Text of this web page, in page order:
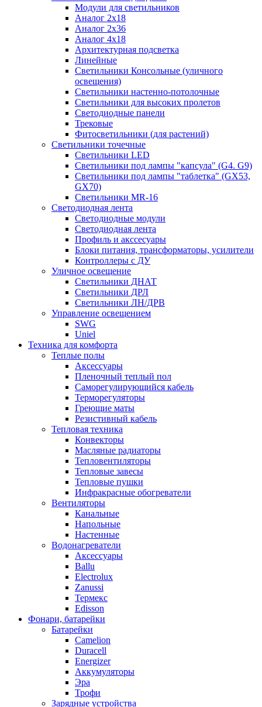
Модули для светильников
Аналог 2х18
Аналог 2х36
Аналог 4х18
Архитектурная подсветка
Линейные
Светильники Консольные (уличного
освещения)
Светильники настенно-потолочные
Светильники для высоких пролетов
Светодиодные панели
Трековые
Фитосветильники (для растений)
Светильники точечные
Светильники LED
Светильники под лампы "капсула" (G4. G9)
Светильники под лампы "таблетка" (GX53,
GX70)
Светильники MR-16
Светодиодная лента
Светодиодные модули
Светодиодная лента
Профиль и акссесуары
Блоки питания, трансформаторы, усилители
Контроллеры с ДУ
Уличное освещение
Светильники ДНАТ
Светильники ДРЛ
Светильники ЛН/ДРВ
Управление освещением
SWG
Uniel
Техника для комфорта
Теплые полы
Аксессуары
Пленочный теплый пол
Саморегулирующийся кабель
Терморегуляторы
Греющие маты
Резистивный кабель
Тепловая техника
Конвекторы
Масляные радиаторы
Тепловентиляторы
Тепловые завесы
Тепловые пушки
Инфракрасные обогреватели
Вентиляторы
Канальные
Напольные
Настенные
Водонагреватели
Аксессуары
Ballu
Electrolux
Zanussi
Термекс
Edisson
Фонари, батарейки
Батарейки
Camelion
Duracell
Energizer
Аккумуляторы
Эра
Трофи
Зарядные устройства